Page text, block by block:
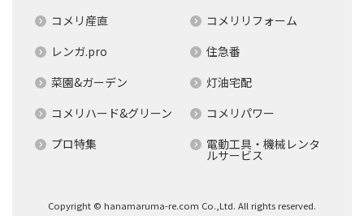
コメリ産直
コメリリフォーム
レンガ.pro
住急番
菜園&ガーデン
灯油宅配
コメリハード&グリーン
コメリパワー
プロ特集
電動工具・機械レンタ
ルサービス
Copyright © hanamaruma-re.com Co.,Ltd. All rights reserved.